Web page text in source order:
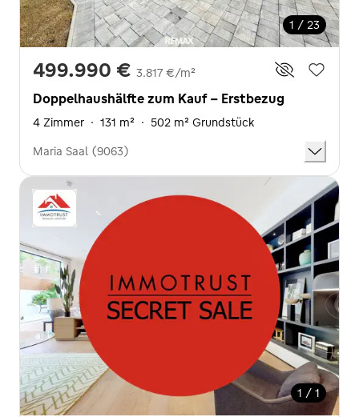
1 / 23
499.990 € 3.817 €/m²
Doppelhaushälfte zum Kauf - Erstbezug
4 Zimmer · 131 m² · 502 m² Grundstück
Maria Saal (9063)
1 / 1